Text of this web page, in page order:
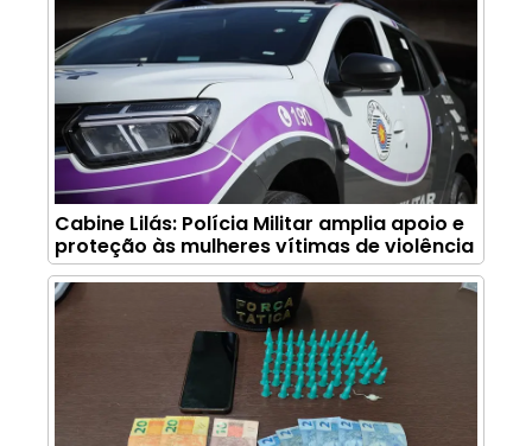
Cabine Lilás: Polícia Militar amplia apoio e
proteção às mulheres vítimas de violência